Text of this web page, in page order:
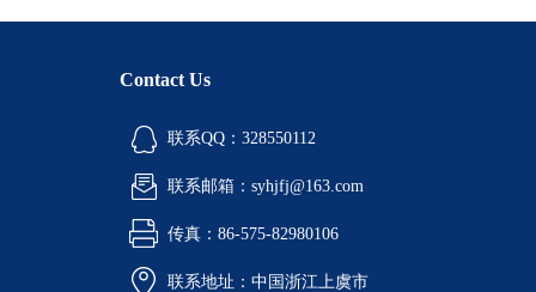
Contact Us
联系QQ：328550112
联系邮箱：syhjfj@163.com
传真：86-575-82980106
联系地址：中国浙江上虞市